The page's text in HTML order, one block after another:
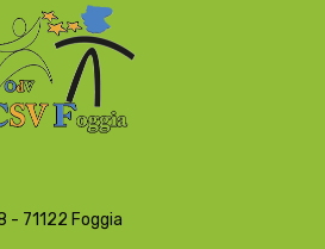
- 71122 Foggia